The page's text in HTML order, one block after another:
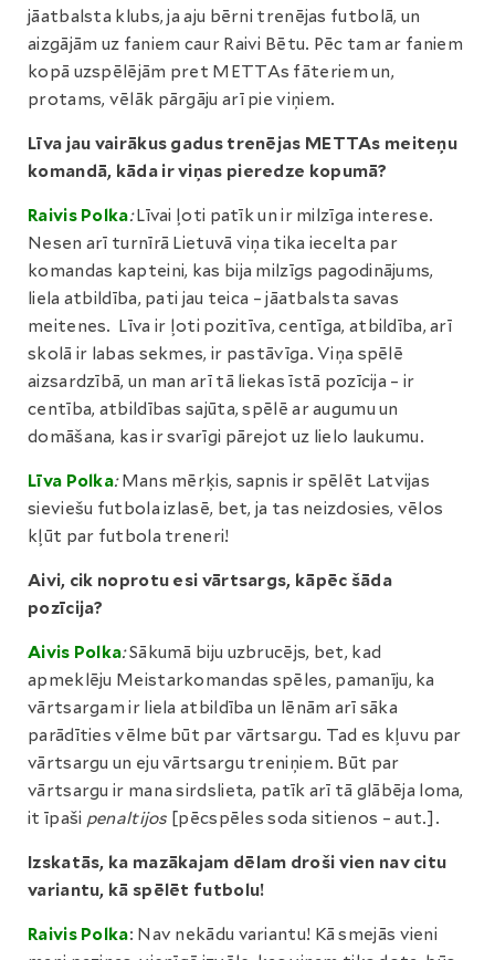
jāatbalsta klubs, ja aju bērni trenējas futbolā, un
aizgājām uz faniem caur Raivi Bētu. Pēc tam ar faniem
kopā uzspēlējām pret METTAs fāteriem un,
protams, vēlāk pārgāju arī pie viņiem.
Līva jau vairākus gadus trenējas METTAs meiteņu
komandā, kāda ir viņas pieredze kopumā?
Raivis Polka:Līvai ļoti patīk un ir milzīga interese.
Nesen arī turnīrā Lietuvā viņa tika iecelta par
komandas kapteini, kas bija milzīgs pagodinājums,
liela atbildība, pati jau teica – jāatbalsta savas
meitenes. Līva ir ļoti pozitīva, centīga, atbildība, arī
skolā ir labas sekmes, ir pastāvīga. Viņa spēlē
aizsardzībā, un man arī tā liekas īstā pozīcija – ir
centība, atbildības sajūta, spēlē ar augumu un
domāšana, kas ir svarīgi pārejot uz lielo laukumu.
Līva Polka:Mans mērķis, sapnis ir spēlēt Latvijas
sieviešu futbola izlasē, bet, ja tas neizdosies, vēlos
kļūt par futbola treneri!
Aivi, cik noprotu esi vārtsargs, kāpēc šāda
pozīcija?
Aivis Polka:Sākumā biju uzbrucējs, bet, kad
apmeklēju Meistarkomandas spēles, pamanīju, ka
vārtsargam ir liela atbildība un lēnām arī sāka
parādīties vēlme būt par vārtsargu. Tad es kļuvu par
vārtsargu un eju vārtsargu treniņiem. Būt par
vārtsargu ir mana sirdslieta, patīk arī tā glābēja loma,
it īpaši penaltijos [pēcspēles soda sitienos – aut.].
Izskatās, ka mazākajam dēlam droši vien nav citu
variantu, kā spēlēt futbolu!
Raivis Polka: Nav nekādu variantu! Kā smejās vieni